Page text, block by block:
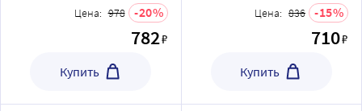
Цена: 978 20
782₽
Купить
Цена: 836 15
710₽
Купить